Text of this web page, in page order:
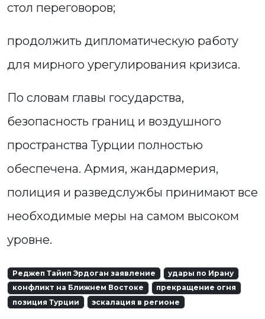
стол переговоров;
продолжить дипломатическую работу
для мирного урегулирования кризиса.
По словам главы государства,
безопасность границ и воздушного
пространства Турции полностью
обеспечена. Армия, жандармерия,
полиция и разведслужбы принимают все
необходимые меры на самом высоком
уровне.
Реджеп Тайип Эрдоган заявление
удары по Ирану
конфликт на Ближнем Востоке
прекращение огня
позиция Турции
эскалация в регионе